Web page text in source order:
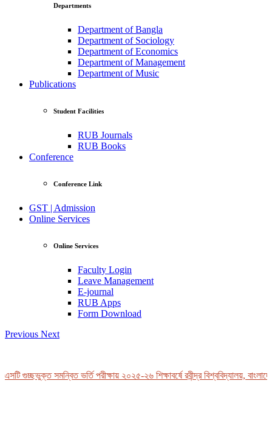
Departments
Department of Bangla
Department of Sociology
Department of Economics
Department of Management
Department of Music
Publications
Student Facilities
RUB Journals
RUB Books
Conference
Conference Link
GST | Admission
Online Services
Online Services
Faculty Login
Leave Management
E-journal
RUB Apps
Form Download
Previous Next
গুচ্ছভুক্ত সমন্বিত ভর্তি পরীক্ষায় ২০২৫-২৬ শিক্ষাবর্ষে রবীন্দ্র বিশ্ববিদ্যালয়,